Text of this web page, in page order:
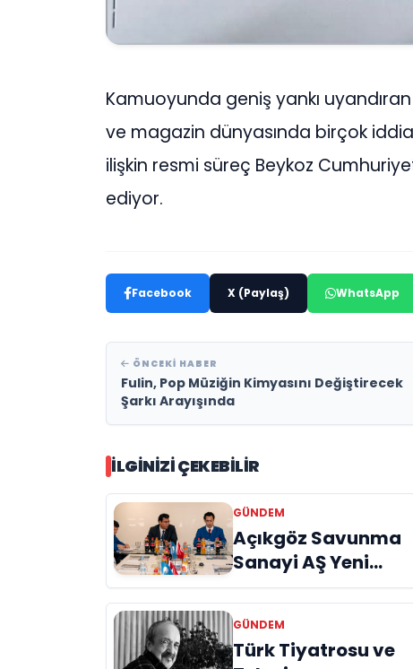
Kamuoyunda geniş yankı
ve magazin dünyasında birçok
ilişkin resmi süreç Beykoz
ediyor.
Facebook X (Paylaş) WhatsApp
ÖNCEKI HABER
Fulin, Pop Müziğin Kimyasını Değiştirecek
Şarkı Arayışında
İLGINIZI ÇEKEBILIR
GÜNDEM
Açıkgöz Savunma
Sanayi AŞ Yeni
Yönetim Kurulunu
Açıkladı ve
Savunma
Sanayinde Küresel
GÜNDEM
Türk Tiyatrosu ve